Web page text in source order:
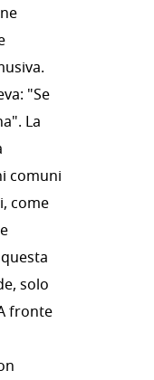
"Se
La
comuni
come
solo
fronte